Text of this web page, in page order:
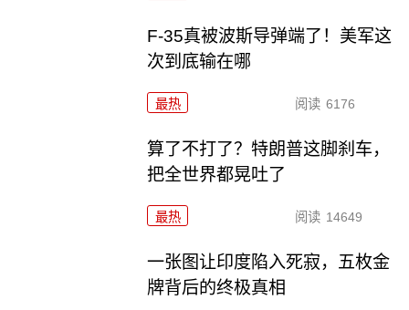
F-35真被波斯导弹端了！美军这
次到底输在哪
最热 阅读 6176
算了不打了？特朗普这脚刹车，
把全世界都晃吐了
最热 阅读 14649
一张图让印度陷入死寂，五枚金
牌背后的终极真相